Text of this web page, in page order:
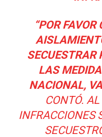
“POR
SECUESTRAR
LAS
NACIONAL,
CONTÓ.
INFRACCIONES